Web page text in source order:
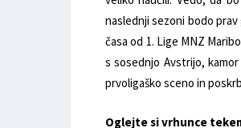
naslednji sezoni bodo prav
časa od 1. Lige MNZ
s sosednjo Avstrijo,
prvoligaško sceno in
Oglejte si vrhunce